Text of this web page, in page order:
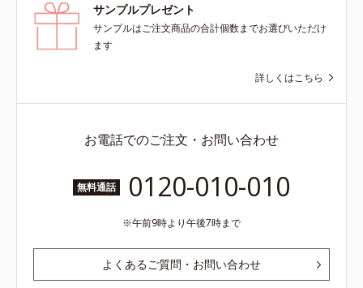
サンプルプレゼント
サンプルはご注文商品の合計個数までお選びいただけ
ます
詳しくはこちら
お電話でのご注文・お問い合わせ
無料通話 0120-010-010
午前9時より午後7時まで
よくあるご質問・お問い合わせ